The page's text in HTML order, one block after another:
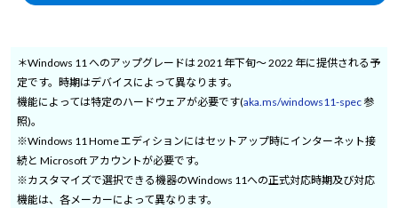
＊Windows 11 へのアップグレードは 2021 年下旬～ 2022 年に提供される予
定です。時期はデバイスによって異なります。
機能によっては特定のハードウェアが必要です(aka.ms/windows11-spec参
照)。
※Windows 11 Home エディションにはセットアップ時にインターネット接
続と Microsoft アカウントが必要です。
※カスタマイズで選択できる機器のWindows 11への正式対応時期及び対応
機能は、各メーカーによって異なります。